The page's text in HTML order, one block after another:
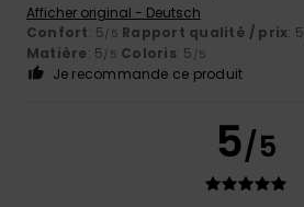
Afficher original - Deutsch
Confort: 5/5 Rapport qualité / prix: 5
Matière: 5/5 Coloris: 5 /5
Je recommande ce produit
5/5